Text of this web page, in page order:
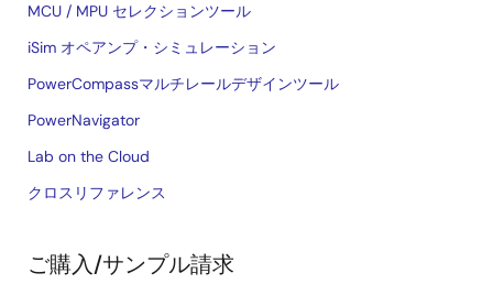
MCU / MPU セレクションツール
iSim オペアンプ・シミュレーション
PowerCompassマルチレールデザインツール
PowerNavigator
Lab on the Cloud
クロスリファレンス
ご購入/サンプル請求